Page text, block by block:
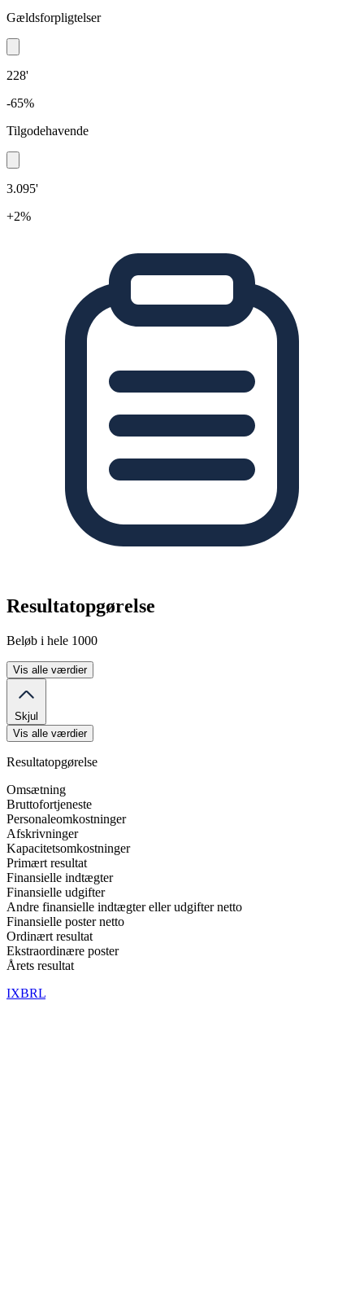
Gældsforpligtelser
228'
-65%
Tilgodehavende
3.095'
+2%
Resultatopgørelse
Beløb i hele 1000
Vis alle værdier
Skjul
Vis alle værdier
Resultatopgørelse
Omsætning
Bruttofortjeneste
Personaleomkostninger
Afskrivninger
Kapacitetsomkostninger
Primært resultat
Finansielle indtægter
Finansielle udgifter
Andre finansielle indtægter eller udgifter netto
Finansielle poster netto
Ordinært resultat
Ekstraordinære poster
Årets resultat
IXBRL